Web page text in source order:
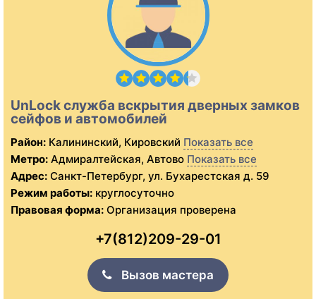
UnLock служба вскрытия дверных замков
сейфов и автомобилей
Район: Калининский, Кировский Показать все
Метро: Адмиралтейская, Автово Показать все
Адрес: Санкт-Петербург, ул. Бухарестская д. 59
Режим работы: круглосуточно
Правовая форма: Организация проверена
+7(812)209-29-01
Вызов мастера